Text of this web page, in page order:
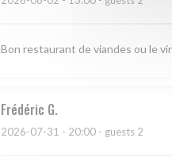
Bon restaurant de viandes ou le
Frédéric G
2026-07-31 - 20:00 - guests 2